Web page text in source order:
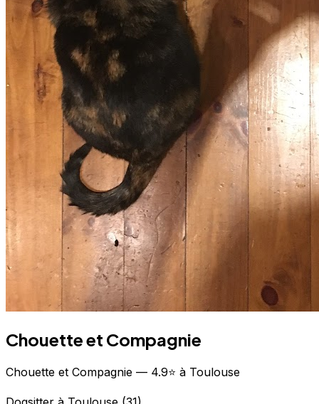
Chouette et Compagnie
Chouette et Compagnie — 4.9⭐ à Toulouse